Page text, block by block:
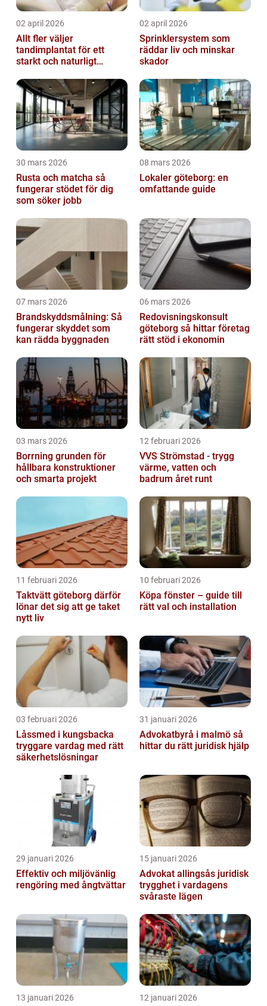
02 april 2026
Allt fler väljer
tandimplantat för ett
starkt och naturligt
02 april 2026
Sprinklersystem som
räddar liv och minskar
skador
30 mars 2026
Rusta och matcha så
fungerar stödet för dig
som söker jobb
08 mars 2026
Lokaler göteborg: en
omfattande guide
07 mars 2026
Brandskyddsmålning: Så
fungerar skyddet som
kan rädda byggnaden
06 mars 2026
Redovisningskonsult
göteborg så hittar företag
rätt stöd i ekonomin
03 mars 2026
Borrning grunden för
hållbara konstruktioner
och smarta projekt
12 februari 2026
VVS Strömstad - trygg
värme, vatten och
badrum året runt
11 februari 2026
Taktvätt göteborg därför
lönar det sig att ge taket
nytt liv
10 februari 2026
Köpa fönster – guide till
rätt val och installation
03 februari 2026
Låssmed i kungsbacka
tryggare vardag med rätt
säkerhetslösningar
31 januari 2026
Advokatbyrå i malmö så
hittar du rätt juridisk hjälp
29 januari 2026
Effektiv och miljövänlig
rengöring med ångtvättar
15 januari 2026
Advokat allingsås juridisk
trygghet i vardagens
svåraste lägen
13 januari 2026 12 januari 2026